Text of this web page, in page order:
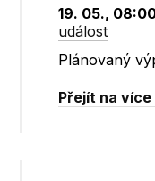
19. 05.,
událost
Plánovaný
Přejít na